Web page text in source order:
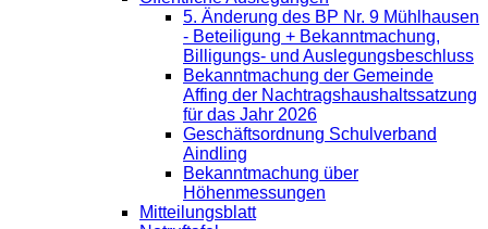
5. Änderung des BP Nr. 9 Mühlhausen
- Beteiligung + Bekanntmachung,
Billigungs- und Auslegungsbeschluss
Bekanntmachung der Gemeinde
Affing der Nachtragshaushaltssatzung
für das Jahr 2026
Geschäftsordnung Schulverband
Aindling
Bekanntmachung über
Höhenmessungen
Mitteilungsblatt